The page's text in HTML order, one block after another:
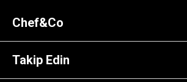
Chef&Co
Takip Edin